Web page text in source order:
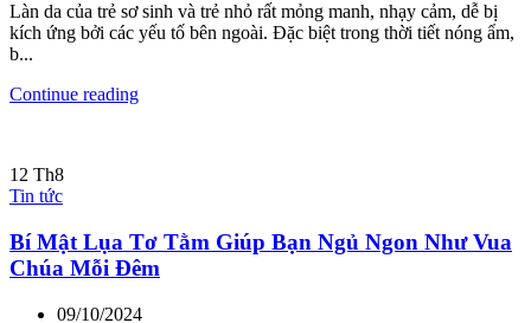
Làn da của trẻ sơ sinh và trẻ nhỏ rất mỏng manh, nhạy cảm, dễ bị
kích ứng bởi các yếu tố bên ngoài. Đặc biệt trong thời tiết nóng ẩm,
b...
Continue reading
12 Th8
Tin tức
Bí Mật Lụa Tơ Tằm Giúp Bạn Ngủ Ngon Như Vua
Chúa Mỗi Đêm
09/10/2024